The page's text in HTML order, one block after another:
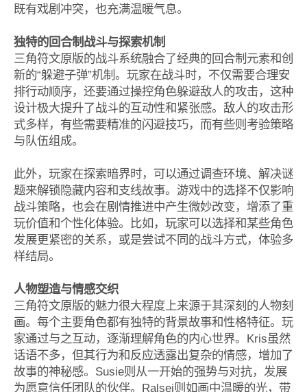
既有戏剧冲突，也充满温暖气息。
独特的回合制战斗与探索机制
三角符文原版的战斗系统融合了经典的回合制元素和创
新的“躲避子弹”机制。玩家在战斗时，不仅需要合理安
排行动顺序，还要通过操控角色躲避敌人的攻击，这种
设计极大提升了战斗的互动性和紧张感。敌人的攻击形
式多样，有些需要精准的闪避技巧，而有些则考验策略
与队伍组成。
此外，玩家在探索暗界时，可以通过调查环境、解决谜
题来解锁隐藏内容和支线故事。游戏中的选择不仅影响
战斗策略，也会在剧情推进中产生微妙改变，增添了重
玩价值和个性化体验。比如，玩家可以选择和某些角色
发展更紧密的关系，或是尝试不同的战斗方式，体验多
样结局。
人物塑造与情感交织
三角符文原版的魅力很大程度上来源于其深刻的人物刻
画。每个主要角色都有独特的背景故事和性格特征。玩
家通过与之互动，逐渐理解角色的内心世界。Kris虽然
话语不多，但其行为和反应透露出复杂的情感，增加了
故事的神秘感。Susie则从一开始的强势与对抗，发展
为愿意信任团队的伙伴。Ralsei则如画中温暖的光，带